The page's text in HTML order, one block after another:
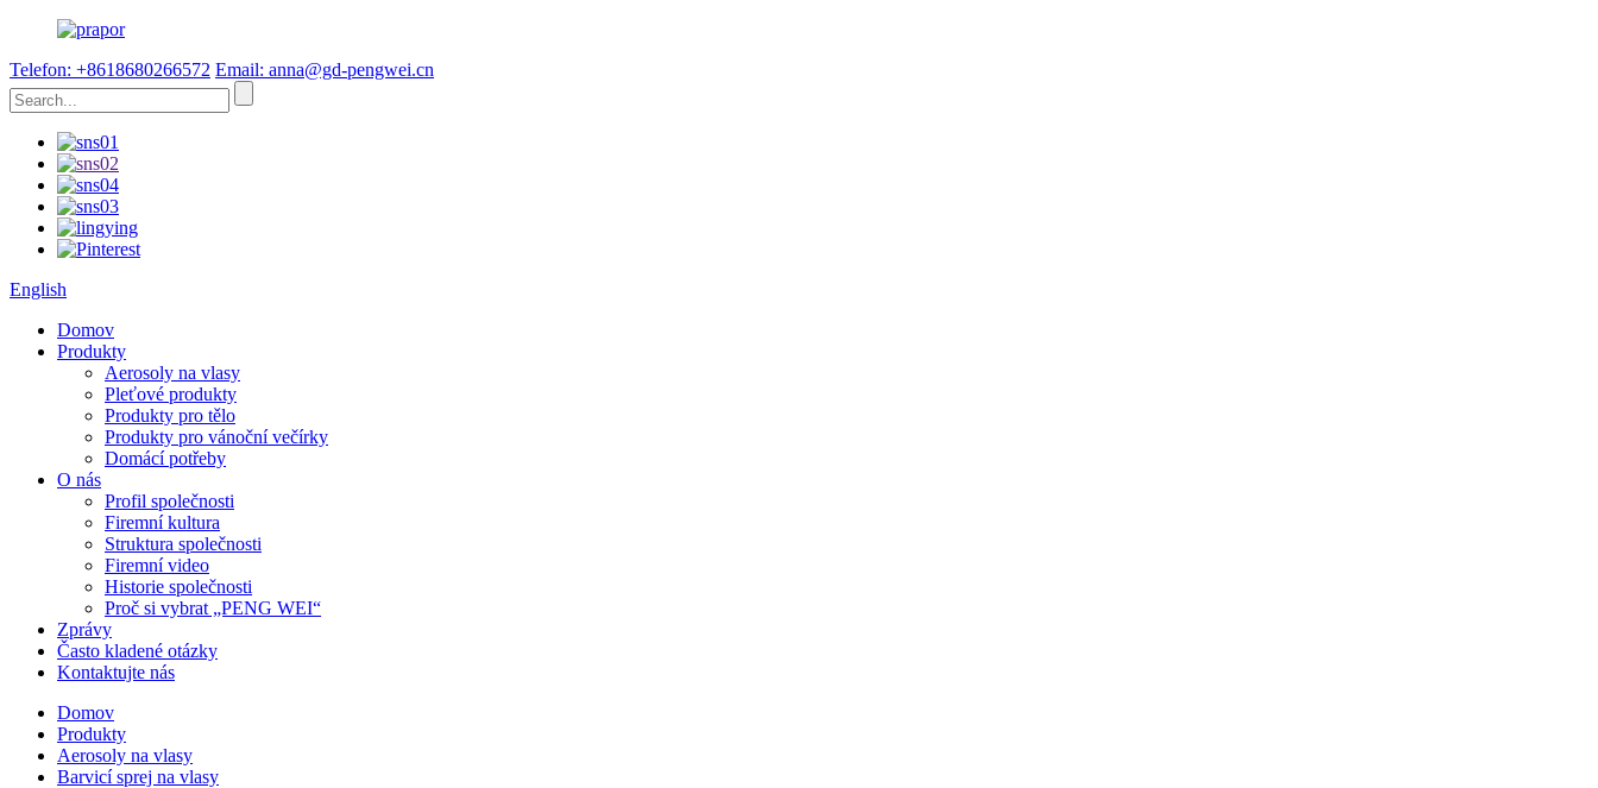
Telefon: +8618680266572 Email: anna@gd-pengwei.cn
English
Domov
Produkty
Aerosoly na vlasy
Pleťové produkty
Produkty pro tělo
Produkty pro vánoční večírky
Domácí potřeby
O nás
Profil společnosti
Firemní kultura
Struktura společnosti
Firemní video
Historie společnosti
Proč si vybrat „PENG WEI“
Zprávy
Často kladené otázky
Kontaktujte nás
Domov
Produkty
Aerosoly na vlasy
Barvicí sprej na vlasy